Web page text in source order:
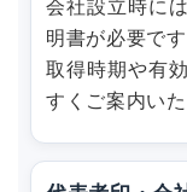
会社設立時に
明書が必要です
取得時期や有
すくご案内いた